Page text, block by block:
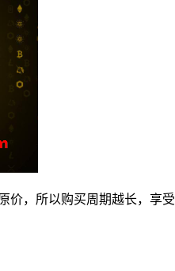
，所以购买周期越长，享